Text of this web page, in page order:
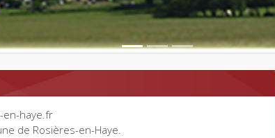
en-haye.fr
de Rosières-en-Haye.